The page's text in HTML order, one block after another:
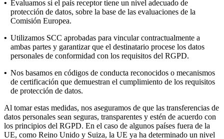
• Evaluamos si el país receptor tiene un nivel adecuado de
protección de datos, sobre la base de las evaluaciones de la
Comisión Europea.
• Utilizamos SCC aprobadas para vincular contractualmente a
ambas partes y garantizar que el destinatario procese los datos
personales de conformidad con los requisitos del RGPD.
• Nos basamos en códigos de conducta reconocidos o mecanismos
de certificación que demuestran el cumplimiento de los requisitos
de protección de datos.
Al tomar estas medidas, nos aseguramos de que las transferencias de
datos personales sean seguras, transparentes y estén de acuerdo con
los principios del RGPD. En el caso de algunos países fuera de la
UE, como Reino Unido y Suiza, la UE ya ha determinado un nivel